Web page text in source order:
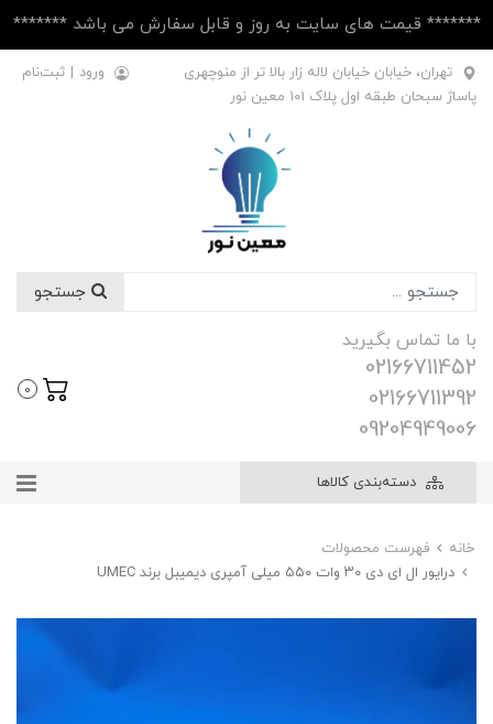
******* قیمت های سایت به روز و قابل سفارش می باشد *******
تهران، خیابان خیابان لاله زار بالا تر از منوچهری
پاساژ سبحان طبقه اول پلاک ۱۰1 معین نور
ورود | ثبت‌نام
با ما تماس بگیرید
02166711452
02166711392
09204949006
0
دسته‌بندی کالاها
خانه
فهرست محصولات
درایور ال ای‌‌ دی ۳۰ وات ۵۵۰ میلی آمپری دیمیبل برند UMEC